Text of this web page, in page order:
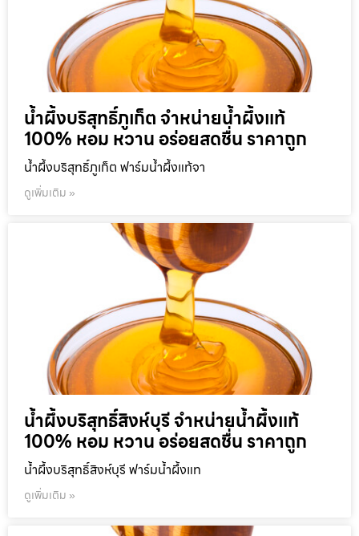
น้ำผึ้งบริสุทธิ์ภูเก็ต จำหน่ายน้ำผึ้งแท้
100% หอม หวาน อร่อยสดชื่น ราคาถูก
น้ำผึ้งบริสุทธิ์ภูเก็ต ฟาร์มน้ำผึ้งแท้จา
ดูเพิ่มเติม »
น้ำผึ้งบริสุทธิ์สิงห์บุรี จำหน่ายน้ำผึ้งแท้
100% หอม หวาน อร่อยสดชื่น ราคาถูก
น้ำผึ้งบริสุทธิ์สิงห์บุรี ฟาร์มน้ำผึ้งแท
ดูเพิ่มเติม »